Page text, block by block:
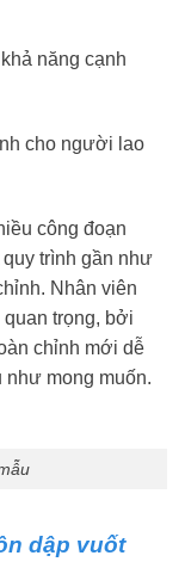
năng cạnh
cho người lao
công đoạn
trình gần như
Nhân viên
trọng, bởi
chỉnh mới dễ
như mong muốn.
dập vuốt